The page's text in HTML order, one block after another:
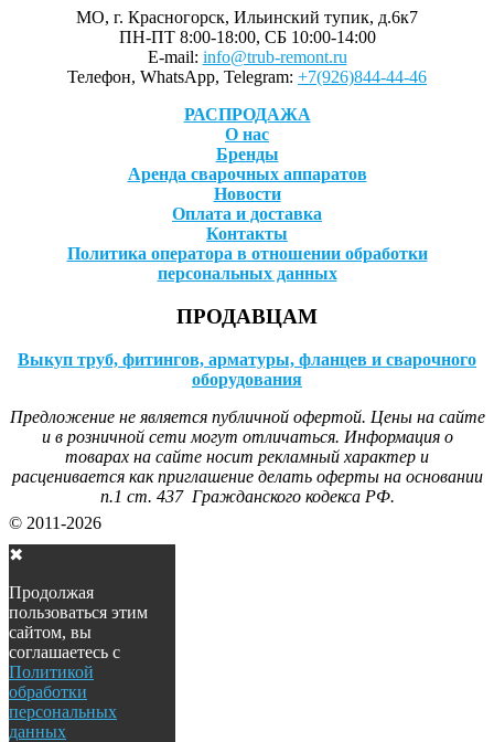
МО, г. Красногорск, Ильинский тупик, д.6к7
ПН-ПТ 8:00-18:00, СБ 10:00-14:00
E-mail: info@trub-remont.ru
Телефон, WhatsApp, Telegram: +7(926)844-44-46
РАСПРОДАЖА
О нас
Бренды
Аренда сварочных аппаратов
Новости
Оплата и доставка
Контакты
Политика оператора в отношении обработки
персональных данных
ПРОДАВЦАМ
Выкуп труб, фитингов, арматуры, фланцев и сварочного
оборудования
Предложение не является публичной офертой. Цены на сайте
и в розничной сети могут отличаться. Информация о
товарах на сайте носит рекламный характер и
расценивается как приглашение делать оферты на основании
п.1 ст. 437 Гражданского кодекса РФ.
© 2011-2026
✖
Продолжая
пользоваться этим
сайтом, вы
соглашаетесь с
Политикой
обработки
персональных
данных